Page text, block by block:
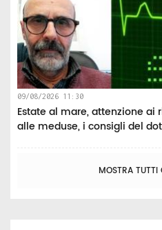
09/08/2026 11:30
Estate al mare, attenzione ai
alle meduse, i consigli del
MOSTRA TUTTI